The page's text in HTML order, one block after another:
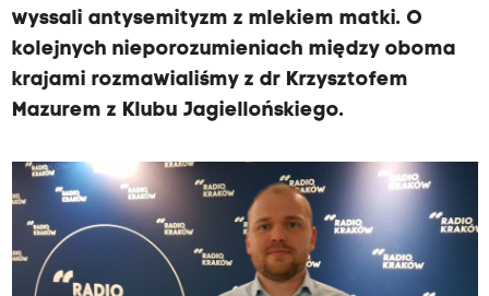
wyssali antysemityzm z mlekiem matki. O
kolejnych nieporozumieniach między oboma
krajami rozmawialiśmy z dr Krzysztofem
Mazurem z Klubu Jagiellońskiego.